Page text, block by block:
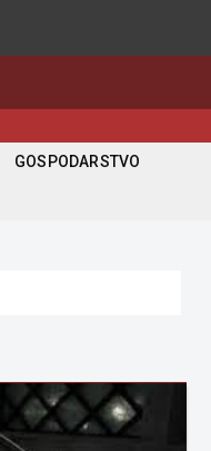
GOSPODARSTVO